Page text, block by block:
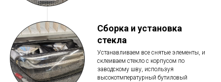
Сборка и установка
стекла
Устанавливаем все снятые элементы, и
склеиваем стекло с корпусом по
заводскому шву, используя
высокотмпературный бутиловый